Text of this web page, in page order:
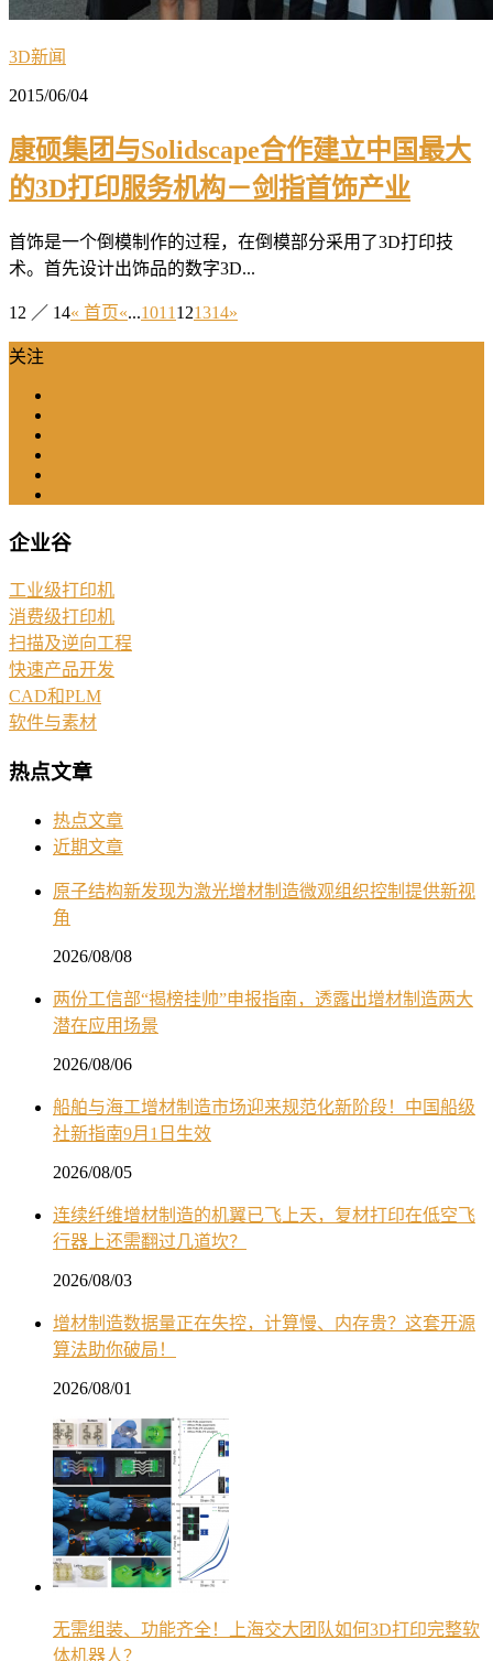
3D新闻
2015/06/04
康硕集团与Solidscape合作建立中国最大
的3D打印服务机构－剑指首饰产业
首饰是一个倒模制作的过程，在倒模部分采用了3D打印技
术。首先设计出饰品的数字3D...
12 ／ 14« 首页«...1011 121314»
关注
企业谷
工业级打印机
消费级打印机
扫描及逆向工程
快速产品开发
CAD和PLM
软件与素材
热点文章
热点文章
近期文章
原子结构新发现为激光增材制造微观组织控制提供新视
角
2026/08/08
两份工信部“揭榜挂帅”申报指南，透露出增材制造两大
潜在应用场景
2026/08/06
船舶与海工增材制造市场迎来规范化新阶段！中国船级
社新指南9月1日生效
2026/08/05
连续纤维增材制造的机翼已飞上天，复材打印在低空飞
行器上还需翻过几道坎？
2026/08/03
增材制造数据量正在失控，计算慢、内存贵？这套开源
算法助你破局！
2026/08/01
无需组装、功能齐全！上海交大团队如何3D打印完整软
体机器人？